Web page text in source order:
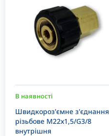
В наявності
Швидкороз'ємне з'єднання
різьбове М22х1,5/G3/8
внутрішня